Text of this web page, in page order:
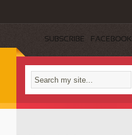
SUBSCRIBE FACEBOOK